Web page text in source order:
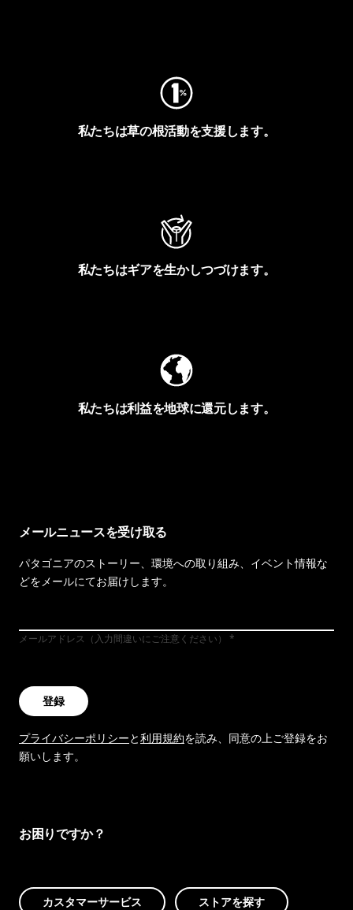
私たちは草の根活動を支援します。
私たちはギアを生かしつづけます。
私たちは利益を地球に還元します。
メールニュースを受け取る
パタゴニアのストーリー、環境への取り組み、イベント情報な
どをメールにてお届けします。
メールアドレス（入力間違いにご注意ください）
登録
プライバシーポリシーと利用規約を読み、同意の上ご登録をお
願いします。
お困りですか？
カスタマーサービス ストアを探す